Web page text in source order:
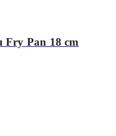
Fry Pan 18 cm